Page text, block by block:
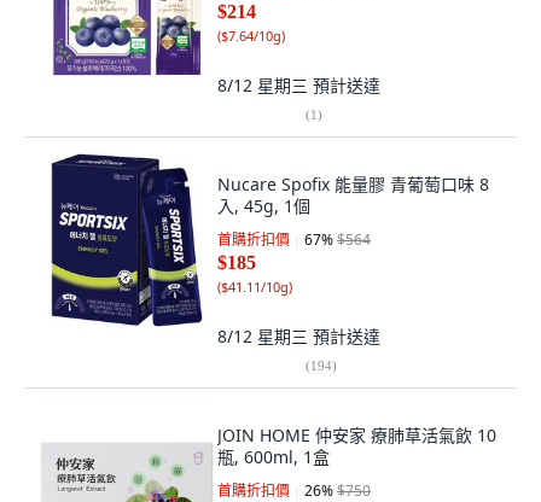
$214
($7.64/10g)
8/12 星期三 預計送達
(1)
Nucare Spofix 能量膠 青葡萄口味 8
入, 45g, 1個
首購折扣價 67%$564
$185
($41.11/10g)
8/12 星期三 預計送達
(194)
JOIN HOME 仲安家 療肺草活氣飲 10
瓶, 600ml, 1盒
首購折扣價 26%$750